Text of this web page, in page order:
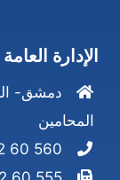
الإدارة
دمشق-
المحامين
560 60 22 (11) 963+ / 9792 (11)